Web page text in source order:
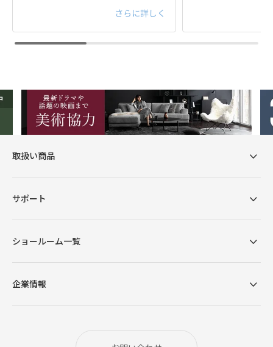
さらに詳しく
取扱い商品
サポート
ショールーム一覧
企業情報